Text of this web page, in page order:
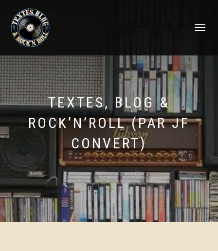
DÉPLIER
TEXTES, BLOG &
ROCK’N’ROLL (PAR JF
CONVERT)